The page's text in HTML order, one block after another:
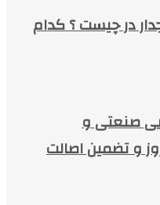
در چیست ؟ کدام
صنعتی و
و تضمین اصالت